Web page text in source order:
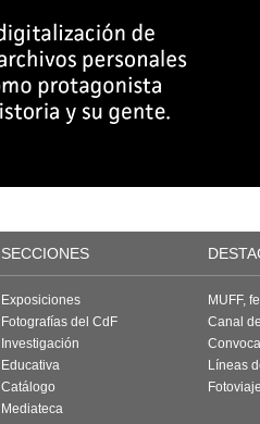
SECCIONES
Exposiciones
Fotografías del CdF
Investigación
Educativa
Catálogo
Mediateca
MUFF,
Canal
Líneas